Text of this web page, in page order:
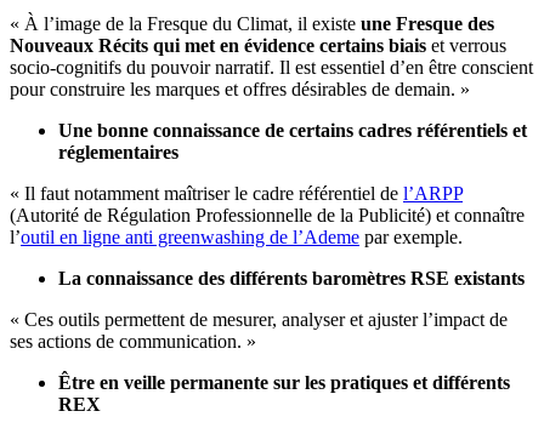
« À l’image de la Fresque du Climat, il existe une Fresque des
Nouveaux Récits qui met en évidence certains biais et verrous
socio-cognitifs du pouvoir narratif. Il est essentiel d’en être conscient
pour construire les marques et offres désirables de demain. »
Une bonne connaissance de certains cadres référentiels et
réglementaires
« Il faut notamment maîtriser le cadre référentiel de l’ARPP
(Autorité de Régulation Professionnelle de la Publicité) et connaître
l’outil en ligne anti greenwashing de l’Ademe par exemple.
La connaissance des différents baromètres RSE existants
« Ces outils permettent de mesurer, analyser et ajuster l’impact de
ses actions de communication. »
Être en veille permanente sur les pratiques et différents
REX